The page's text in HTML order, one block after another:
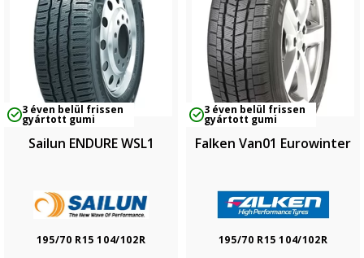
3 éven belül frissen
gyártott gumi
Sailun ENDURE WSL1
195/70 R15 104/102R
3 éven belül frissen
gyártott gumi
Falken Van01 Eurowinter
195/70 R15 104/102R